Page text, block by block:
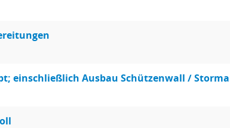
einschließlich Ausbau Schützenwall /